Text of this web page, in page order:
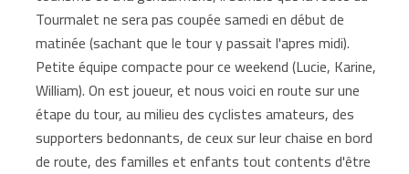
Tourmalet ne sera pas coupée samedi en début de
matinée (sachant que le tour y passait l'apres midi).
Petite équipe compacte pour ce weekend (Lucie, Karine,
William). On est joueur, et nous voici en route sur une
étape du tour, au milieu des cyclistes amateurs, des
supporters bedonnants, de ceux sur leur chaise en bord
de route, des familles et enfants tout contents d'être